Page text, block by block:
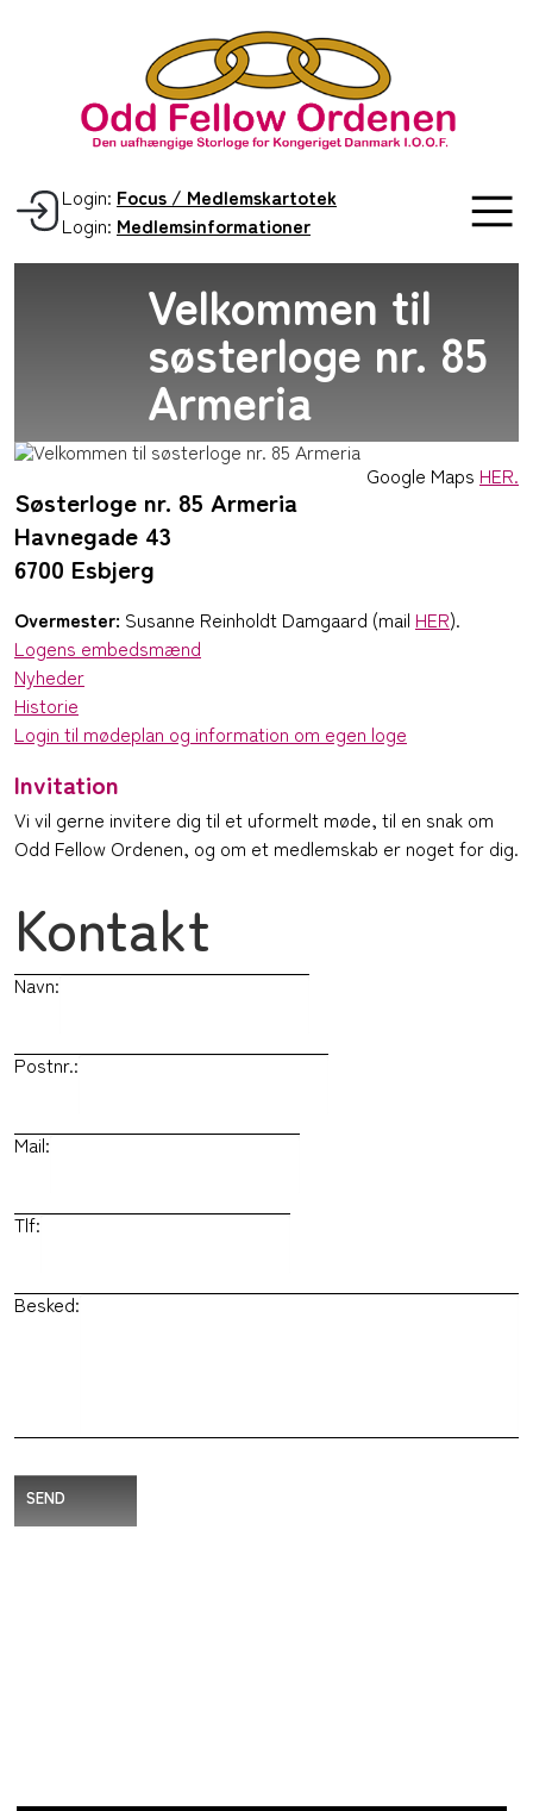
Login: Focus / Medlemskartotek
Login: Medlemsinformationer
Velkommen til
søsterloge nr. 85
Armeria
Google Maps HER.
Søsterloge nr. 85 Armeria
Havnegade 43
6700 Esbjerg
Overmester: Susanne Reinholdt Damgaard (mail HER).
Logens embedsmænd
Nyheder
Historie
Login til mødeplan og information om egen loge
Invitation
Vi vil gerne invitere dig til et uformelt møde, til en snak om
Odd Fellow Ordenen, og om et medlemskab er noget for dig.
Kontakt
Navn:
Postnr.:
Mail:
Tlf:
Besked:
SEND